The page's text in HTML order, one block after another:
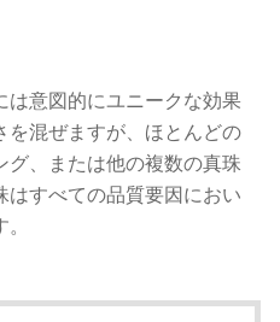
は意図的にユニークな効果
を混ぜますが、ほとんどの
グ、または他の複数の真珠
はすべての品質要因におい